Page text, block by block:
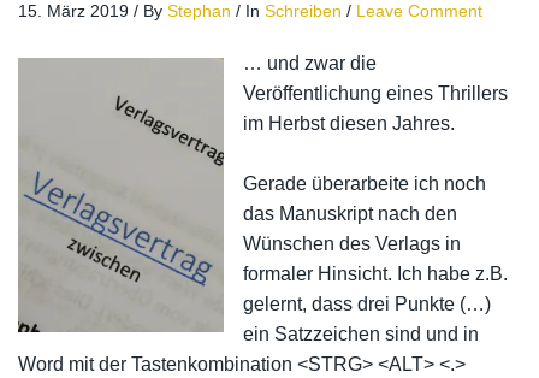
15. März 2019 / By Stephan / In Schreiben / Leave Comment
… und zwar die
Veröffentlichung eines Thrillers
im Herbst diesen Jahres.
Gerade überarbeite ich noch
das Manuskript nach den
Wünschen des Verlags in
formaler Hinsicht. Ich habe z.B.
gelernt, dass drei Punkte (…)
ein Satzzeichen sind und in
Word mit der Tastenkombination <STRG> <ALT> <.>